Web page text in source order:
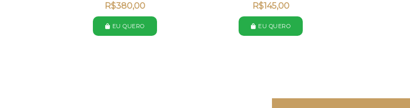
R$380,00
EU QUERO
R$145,00
EU QUERO